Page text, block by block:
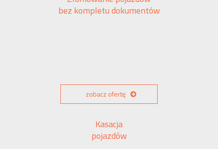
bez kompletu dokumentów
zobacz ofertę
Kasacja
pojazdów